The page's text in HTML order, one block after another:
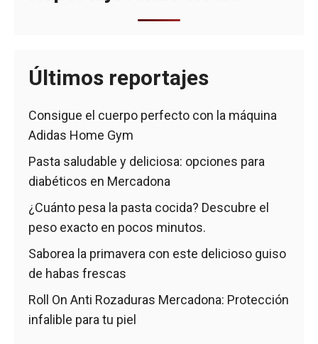
Últimos reportajes
Consigue el cuerpo perfecto con la máquina
Adidas Home Gym
Pasta saludable y deliciosa: opciones para
diabéticos en Mercadona
¿Cuánto pesa la pasta cocida? Descubre el
peso exacto en pocos minutos.
Saborea la primavera con este delicioso guiso
de habas frescas
Roll On Anti Rozaduras Mercadona: Protección
infalible para tu piel